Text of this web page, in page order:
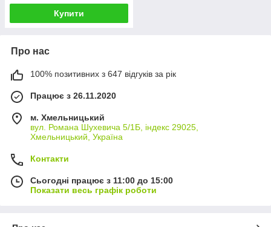
Купити
Про нас
100% позитивних з 647 відгуків за рік
Працює з 26.11.2020
м. Хмельницький
вул. Романа Шухевича 5/1Б, індекс 29025,
Хмельницький, Україна
Контакти
Сьогодні працює з 11:00 до 15:00
Показати весь графік роботи